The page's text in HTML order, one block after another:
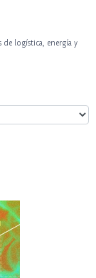
de logística, energía y